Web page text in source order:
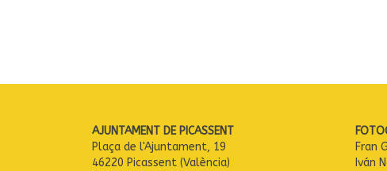
AJUNTAMENT DE PICASSENT
Plaça de l'Ajuntament, 19
46220 Picassent (València)
Fran
Iván